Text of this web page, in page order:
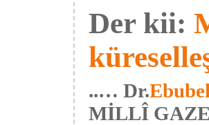
Der kii:
..… Dr.
MİLLÎ